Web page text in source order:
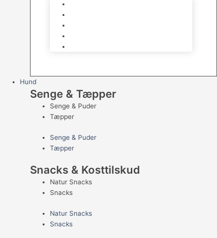
Hund
Senge & Tæpper
Senge & Puder
Tæpper
Senge & Puder
Tæpper
Snacks & Kosttilskud
Natur Snacks
Snacks
Natur Snacks
Snacks